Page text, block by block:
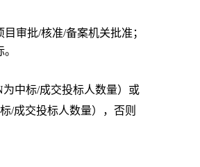
审批/核准/备案机关批准；
中标/成交投标人数量）或
/成交投标人数量），否则